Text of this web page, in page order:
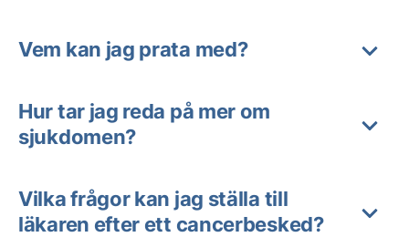
Vem kan jag prata med?
Hur tar jag reda på mer om
sjukdomen?
Vilka frågor kan jag ställa till
läkaren efter ett cancerbesked?